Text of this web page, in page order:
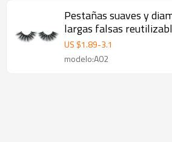
Pestañas suaves y
largas falsas
mano con logotipo
US $1.89-3.1
modelo:A02